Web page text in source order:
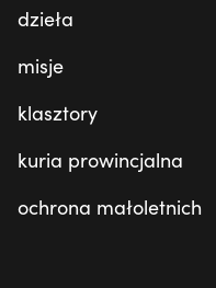
dzieła
misje
klasztory
kuria prowincjalna
ochrona małoletnich